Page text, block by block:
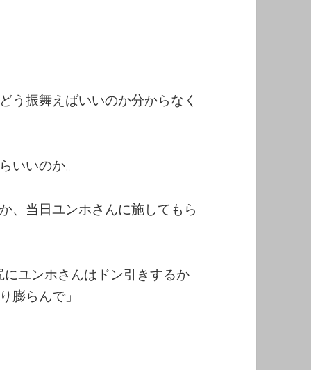
う振舞えばいいのか分からなく
いいのか。
、当日ユンホさんに施してもら
ユンホさんはドン引きするか
膨らんで」